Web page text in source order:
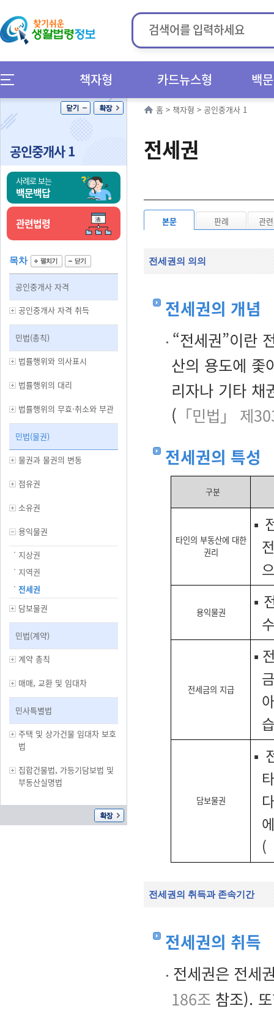
책자형 카드뉴스형 백
공인중개사 1
사례로 보는
백문백답
관련법령
목차
공인중개사 자격
공인중개사 자격 취득
민법(총칙)
법률행위와 의사표시
법률행위의 대리
법률행위의 무효·취소와 부관
민법(물권)
물권과 물권의 변동
점유권
소유권
용익물권
지상권
지역권
전세권
담보물권
민법(계약)
계약 총칙
매매, 교환 및 임대차
민사특별법
주택 및 상가건물 임대차 보호
법
집합건물법, 가등기담보법 및
부동산실명법
홈 > 책자형 > 공인중개사 1
전세권
본문 판례 관
전세권의 의의
전세권의 개념
“전세권”이란
산의 용도에 좇
리자나 기타 채
( 「민법」 제
전세권의 특성
구분
타인의 부동산에 대한
권리
▪
용익물권
▪
전세금의 지급
▪
담보물권
▪
(
전세권의 취득과 존속기간
전세권의 취득
전세권은 전세
186조 참조).